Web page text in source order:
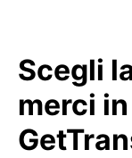
Scegli
merci